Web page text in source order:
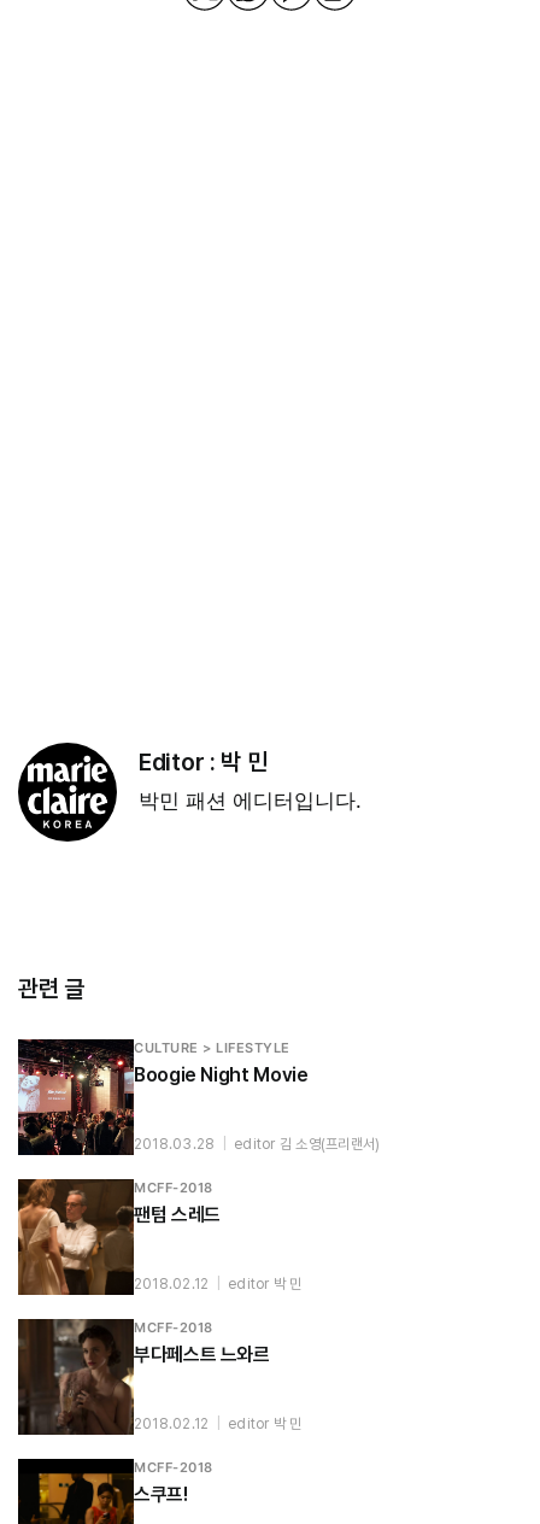
Editor : 박 민
박민 패션 에디터입니다.
관련 글
CULTURE > LIFESTYLE
Boogie Night Movie
2018.03.28 editor 김 소영(프리랜서)
MCFF-2018
팬텀 스레드
2018.02.12 editor 박 민
MCFF-2018
부다페스트 느와르
2018.02.12 editor 박 민
MCFF-2018
스쿠프!